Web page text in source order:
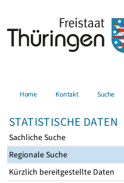
Home Kontakt Suche
STATISTISCHE DATEN
Sachliche Suche
Regionale Suche
Kürzlich bereitgestellte Daten